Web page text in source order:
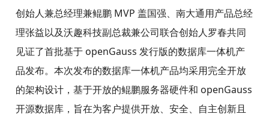
创始人兼总经理兼鲲鹏 MVP 盖国强、南大通用产品总经
理张益以及沃趣科技副总裁兼公司联合创始人罗春共同
见证了首批基于 openGauss 发行版的数据库一体机产
品发布。本次发布的数据库一体机产品均采用完全开放
的架构设计，基于开放的鲲鹏服务器硬件和 openGauss
开源数据库，旨在为客户提供开放、安全、自主创新且